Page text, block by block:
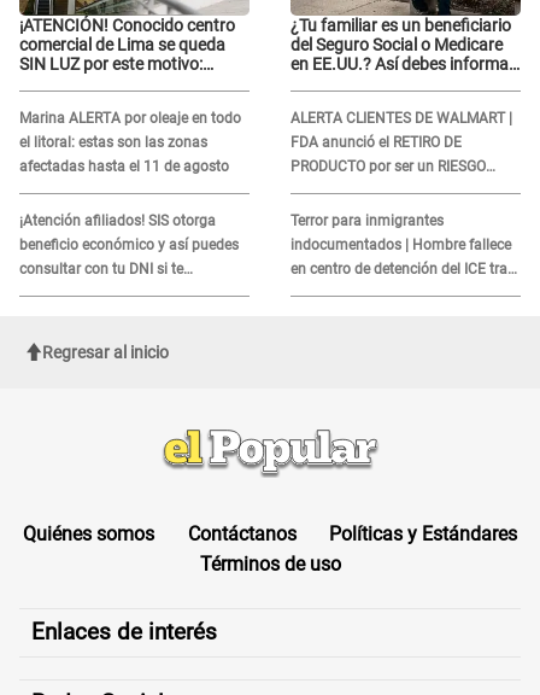
¡ATENCIÓN! Conocido centro
comercial de Lima se queda
SIN LUZ por este motivo:
Marina ALERTA por oleaje en todo
el litoral: estas son las zonas
afectadas hasta el 11 de agosto
¡Atención afiliados! SIS otorga
beneficio económico y así puedes
consultar con tu DNI si te
corresponde
¿Tu familiar es un beneficiario
del Seguro Social o Medicare
en EE.UU.? Así debes informar
ALERTA CLIENTES DE WALMART |
FDA anunció el RETIRO DE
PRODUCTO por ser un RIESGO
MORTAL para consumidores: ¿Cuál
es?
Terror para inmigrantes
indocumentados | Hombre fallece
en centro de detención del ICE tras
sufrir una "emergencia médica"
Regresar al inicio
Quiénes somos Contáctanos
Políticas y Estándares
Términos de uso
Enlaces de interés